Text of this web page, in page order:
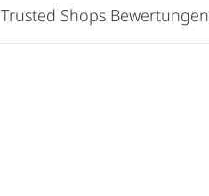
Trusted Shops Bewertungen